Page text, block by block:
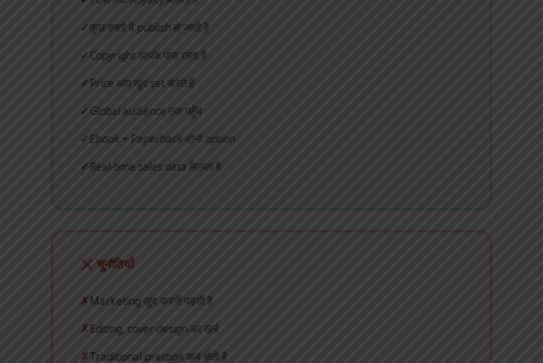
कुछ हफ्तों में publish हो जाती है
Copyright आपके पास रहता है
Price आप खुद set करते हैं
Global audience तक पहुँच
Ebook + Paperback दोनों option
Real-time sales data मिलता है
चुनौतियाँ
Marketing खुद करनी पड़ती है
Editing, cover design का खर्च
Traditional prestige कम होती है